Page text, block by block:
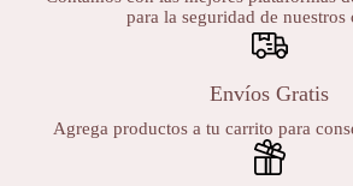
para la seguridad de nuestros
Envíos Gratis
Agrega productos a tu carrito para